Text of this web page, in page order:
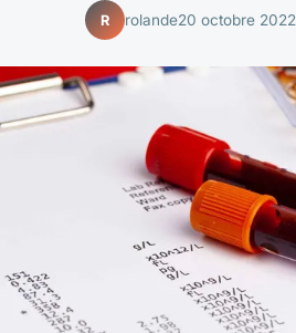
R rolande20 octobre 2022